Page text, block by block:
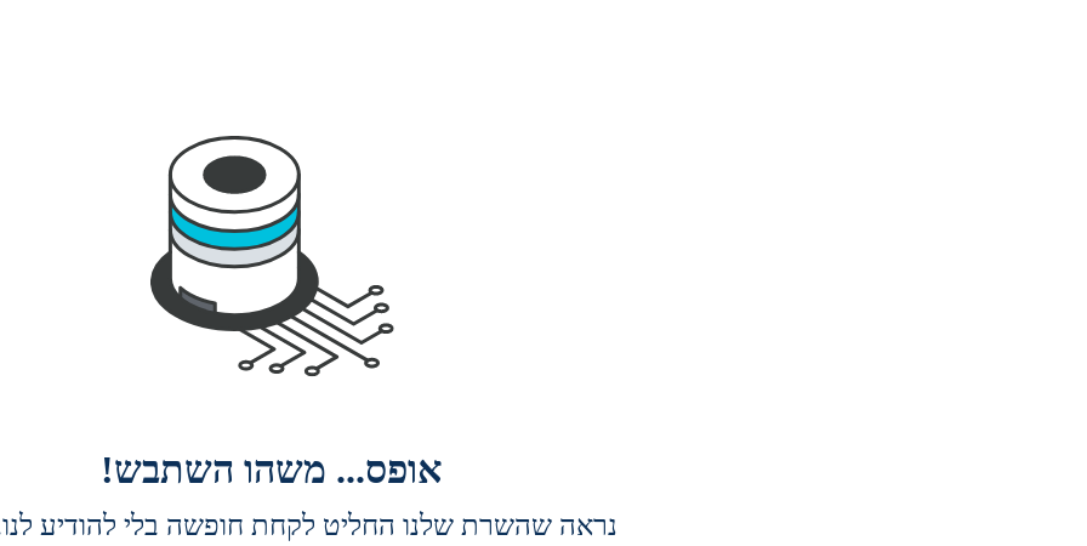
אופס... משהו השתבש!
נראה שהשרת שלנו החליט לקחת חופשה בלי להודיע